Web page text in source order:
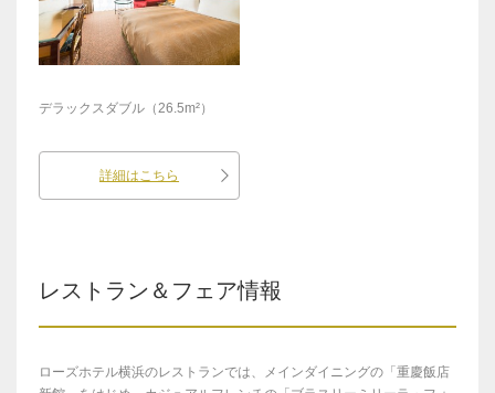
デラックスダブル（26.5m²）
詳細はこちら
レストラン＆フェア情報
ローズホテル横浜のレストランでは、メインダイニングの「重慶飯店